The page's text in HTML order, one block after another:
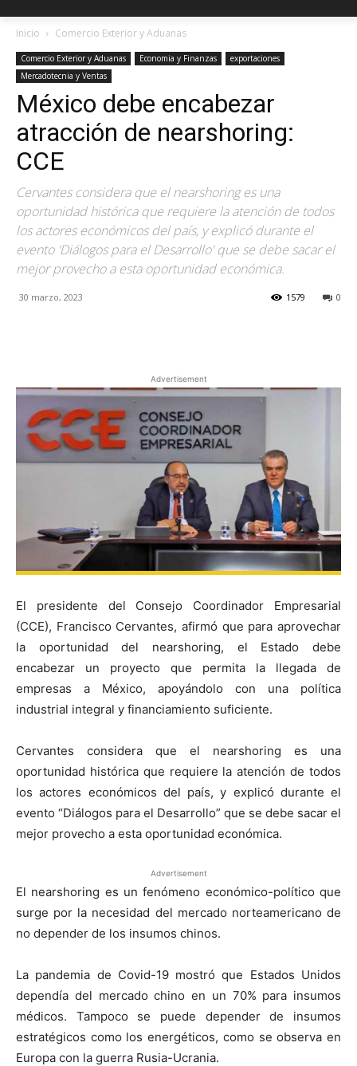
Inicio Comercio Exterior y Aduanas
Comercio Exterior y Aduanas Economia y Finanzas
exportaciones
Mercadotecnia y Ventas
México debe encabezar
atracción de nearshoring:
CCE
Cervantes considera que el nearshoring es una
oportunidad histórica que requiere la atención de todos
los actores económicos del país, y explicó durante el
evento 'Diálogos para el Desarrollo' que se debe sacar el
mejor provecho a esta oportunidad económica.
30 marzo, 2023 0
1579
Advertisement
El presidente del Consejo Coordinador Empresarial
(CCE), Francisco Cervantes, afirmó que para aprovechar
la oportunidad del nearshoring, el Estado debe
encabezar un proyecto que permita la llegada de
empresas a México, apoyándolo con una política
industrial integral y financiamiento suficiente.
Cervantes considera que el nearshoring es una
oportunidad histórica que requiere la atención de todos
los actores económicos del país, y explicó durante el
evento “Diálogos para el Desarrollo” que se debe sacar el
mejor provecho a esta oportunidad económica.
Advertisement
El nearshoring es un fenómeno económico-político que
surge por la necesidad del mercado norteamericano de
no depender de los insumos chinos.
La pandemia de Covid-19 mostró que Estados Unidos
dependía del mercado chino en un 70% para insumos
médicos. Tampoco se puede depender de insumos
estratégicos como los energéticos, como se observa en
Europa con la guerra Rusia-Ucrania.